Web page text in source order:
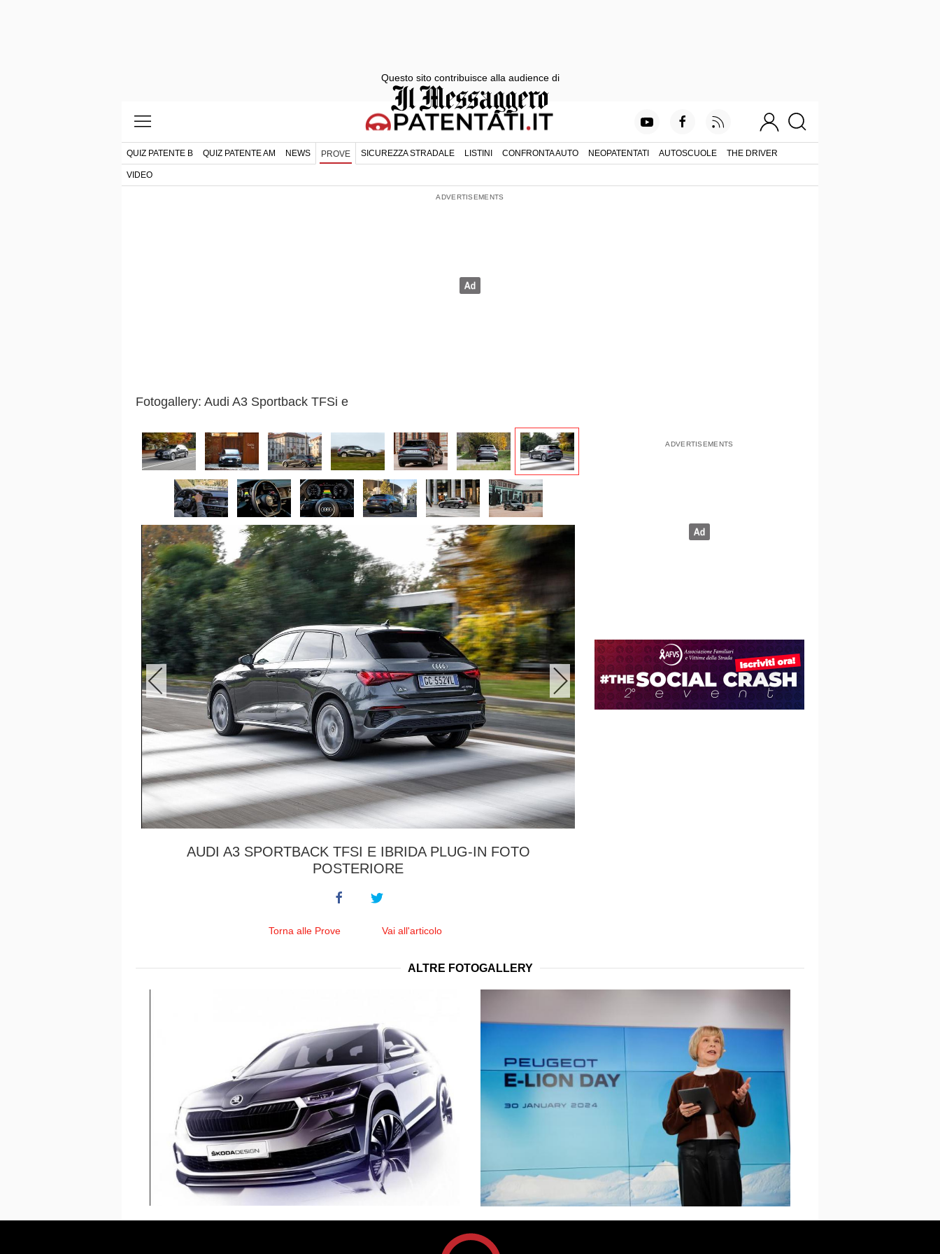
QUIZ PATENTE B QUIZ PATENTE AM NEWS PROVE SICUREZZA STRADALE LISTINI CONFRONTA AUTO NEOPATENTATI AUTOSCUOLE THE DRIVER
VIDEO
Fotogallery: Audi A3 Sportback TFSi e
AUDI A3 SPORTBACK TFSI E IBRIDA PLUG-IN FOTO
POSTERIORE
Torna alle Prove Vai all'articolo
ALTRE FOTOGALLERY
Questo sito contribuisce alla audience di